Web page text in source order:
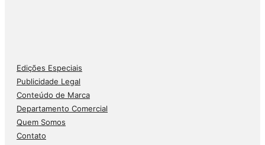
Edições Especiais
Publicidade Legal
Conteúdo de Marca
Departamento Comercial
Quem Somos
Contato